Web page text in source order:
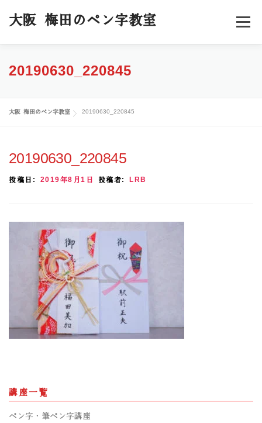
大阪 梅田のペン字教室 メニュー
ホーム 料金／コース スケジュール
受講者様の声 プロフィール
20190630_220845
大阪 梅田のペン字教室 20190630_220845
20190630_220845
投稿日: 2019年8月1日 投稿者: LRB
講座一覧
ペン字・筆ペン字講座